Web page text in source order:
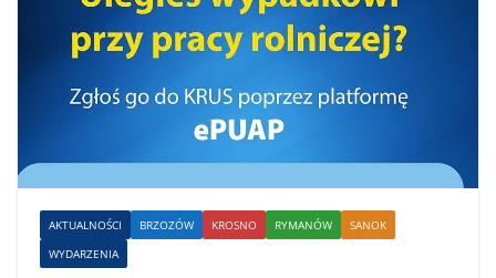
AKTUALNOŚCI BRZOZÓW KROSNO RYMANÓW
SANOK
WYDARZENIA